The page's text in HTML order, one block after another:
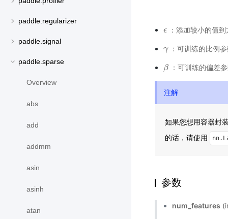
paddle.regularizer
paddle.signal
paddle.sparse
Overview
abs
add
addmm
asin
asinh
atan
ϵ
ϵ：添加较小的值到
γ
γ：可训练的比例
β
β ：可训练的偏差
注解
如果您想用容器封
的话，请使用
参数
num_features